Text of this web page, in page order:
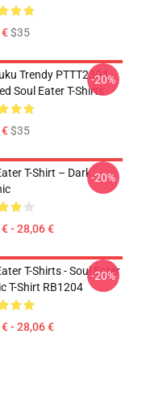
$35
Trendy PTTT2304
Soul Eater T-Shirts
$35
-20%
T-Shirt – Dark
- 28,06 €
-20%
T-Shirts - Soul Eater
T-Shirt RB1204
- 28,06 €
-20%